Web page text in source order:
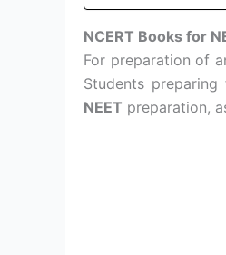
NCERT Books for
For preparation of
Students
NEET preparation,